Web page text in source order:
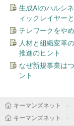
生成AIのハルシ
ィックレイヤー
テレワークをや
人材と組織変革
推進のヒント
なぜ新規事業は
ント
キーマンズネット
キーマンズネット